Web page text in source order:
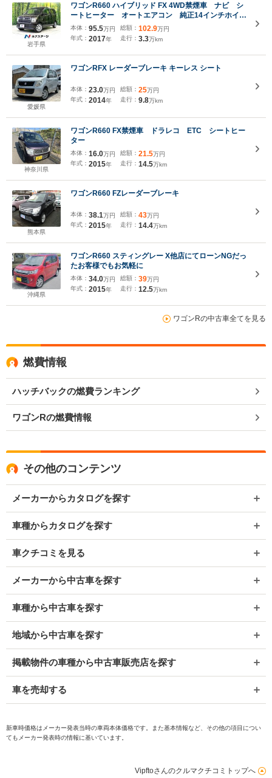
岩手県
ワゴンR660 ハイブリッド FX 4WD禁煙車 ナビ シ
ートヒーター オートエアコン 純正14インチホイー
ル CD再生 地デジ プライバシーガラス アイド
リングストップ トラクションコントロール
本体： 95.5万円
年式： 2017年
総額： 102.9万円
走行： 3.3万km
愛媛県
ワゴンRFX レーダーブレーキ キーレス シート
本体： 23.0万円
年式： 2014年
総額： 25万円
走行： 9.8万km
神奈川県
ワゴンR660 FX禁煙車 ドラレコ ETC シートヒー
ター
本体： 16.0万円
年式： 2015年
総額： 21.5万円
走行： 14.5万km
熊本県
ワゴンR660 FZレーダーブレーキ
本体： 38.1万円
年式： 2015年
総額： 43万円
走行： 14.4万km
沖縄県
ワゴンR660 スティングレー X他店にてローンNGだっ
たお客様でもお気軽に
本体： 34.0万円
年式： 2015年
総額： 39万円
走行： 12.5万km
ワゴンRの中古車全てを見る
燃費情報
ハッチバックの燃費ランキング
ワゴンRの燃費情報
その他のコンテンツ
メーカーからカタログを探す
車種からカタログを探す
車クチコミを見る
メーカーから中古車を探す
車種から中古車を探す
地域から中古車を探す
掲載物件の車種から中古車販売店を探す
車を売却する
新車時価格はメーカー発表当時の車両本体価格です。また基本情報など、その他の項目につい
てもメーカー発表時の情報に基いています。
Vipftoさんのクルマクチコミトップへ